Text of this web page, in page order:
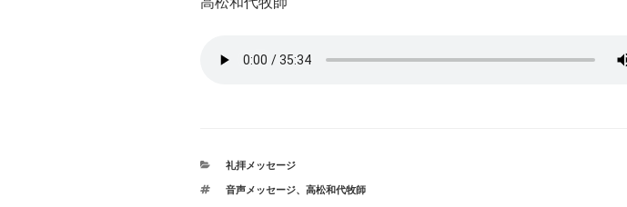
カ
ゴ
礼拝メッセージ
タ
音声メッセージ、高松和代牧師